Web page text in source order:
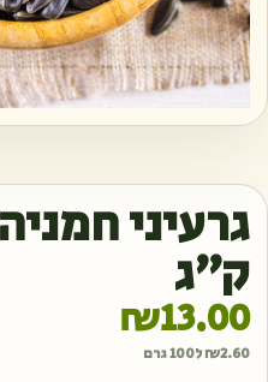
גרעיני
ק״ג
₪13.00
₪2.60 ל100 גרם